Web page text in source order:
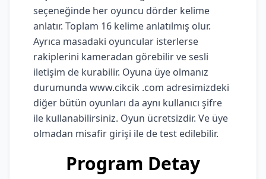
seçeneğinde her oyuncu dörder kelime
anlatır. Toplam 16 kelime anlatılmış olur.
Ayrıca masadaki oyuncular isterlerse
rakiplerini kameradan görebilir ve sesli
iletişim de kurabilir. Oyuna üye olmanız
durumunda www.cikcik .com adresimizdeki
diğer bütün oyunları da aynı kullanıcı şifre
ile kullanabilirsiniz. Oyun ücretsizdir. Ve üye
olmadan misafir girişi ile de test edilebilir.
Program Detay